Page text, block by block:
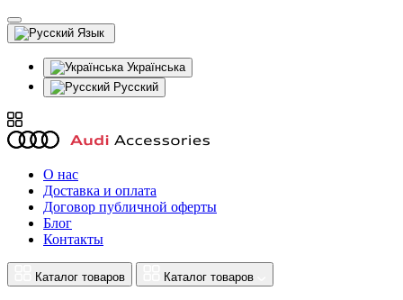
Язык
Українська
Русский
О нас
Доставка и оплата
Договор публичной оферты
Блог
Контакты
Каталог товаров Каталог товаров